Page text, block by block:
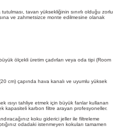
tavan yüksekliğinin sınırlı olduğu zorlu
ve zahmetsizce monte edilmesine olanak
ölçekli üretim çadırları veya oda tipi (Room
cm) çapında hava kanalı ve uyumlu yüksek
ısıyı tahliye etmek için büyük fanlar kullanan
kapasiteli karbon filtre arayan profesyoneller.
koku giderici jeller ile filtreleme
odadaki istenmeyen kokuları tamamen